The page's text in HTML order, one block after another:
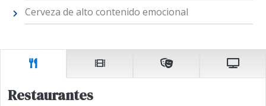
Cerveza de alto contenido emocional
Restaurantes